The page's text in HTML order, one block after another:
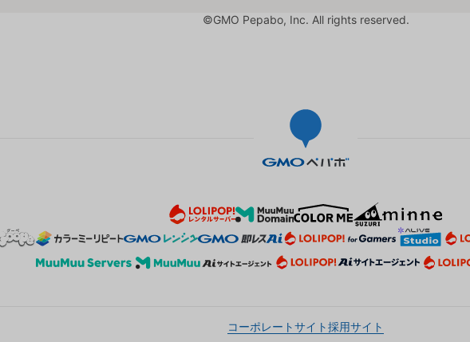
©GMO Pepabo, Inc. All rights reserved.
コーポレートサイト採用サイト